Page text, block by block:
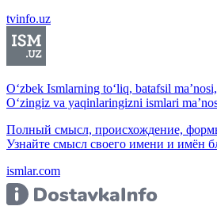
tvinfo.uz
O‘zbek Ismlarning to‘liq, batafsil
O‘zingiz va yaqinlaringizni ismlari
Полный смысл, происхождение,
Узнайте смысл своего имени и имён
ismlar.com